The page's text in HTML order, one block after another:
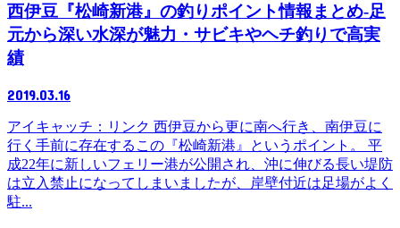
西伊豆『松崎新港』の釣りポイント情報まとめ-足
元から深い水深が魅力・サビキやヘチ釣りで高実
績
2019.03.16
アイキャッチ：リンク 西伊豆から更に南へ行き、南伊豆に
行く手前に存在するこの『松崎新港』というポイント。 平
成22年に新しいフェリー港が公開され、沖に伸びる長い堤防
は立入禁止になってしまいましたが、岸壁付近は足場がよく
駐...